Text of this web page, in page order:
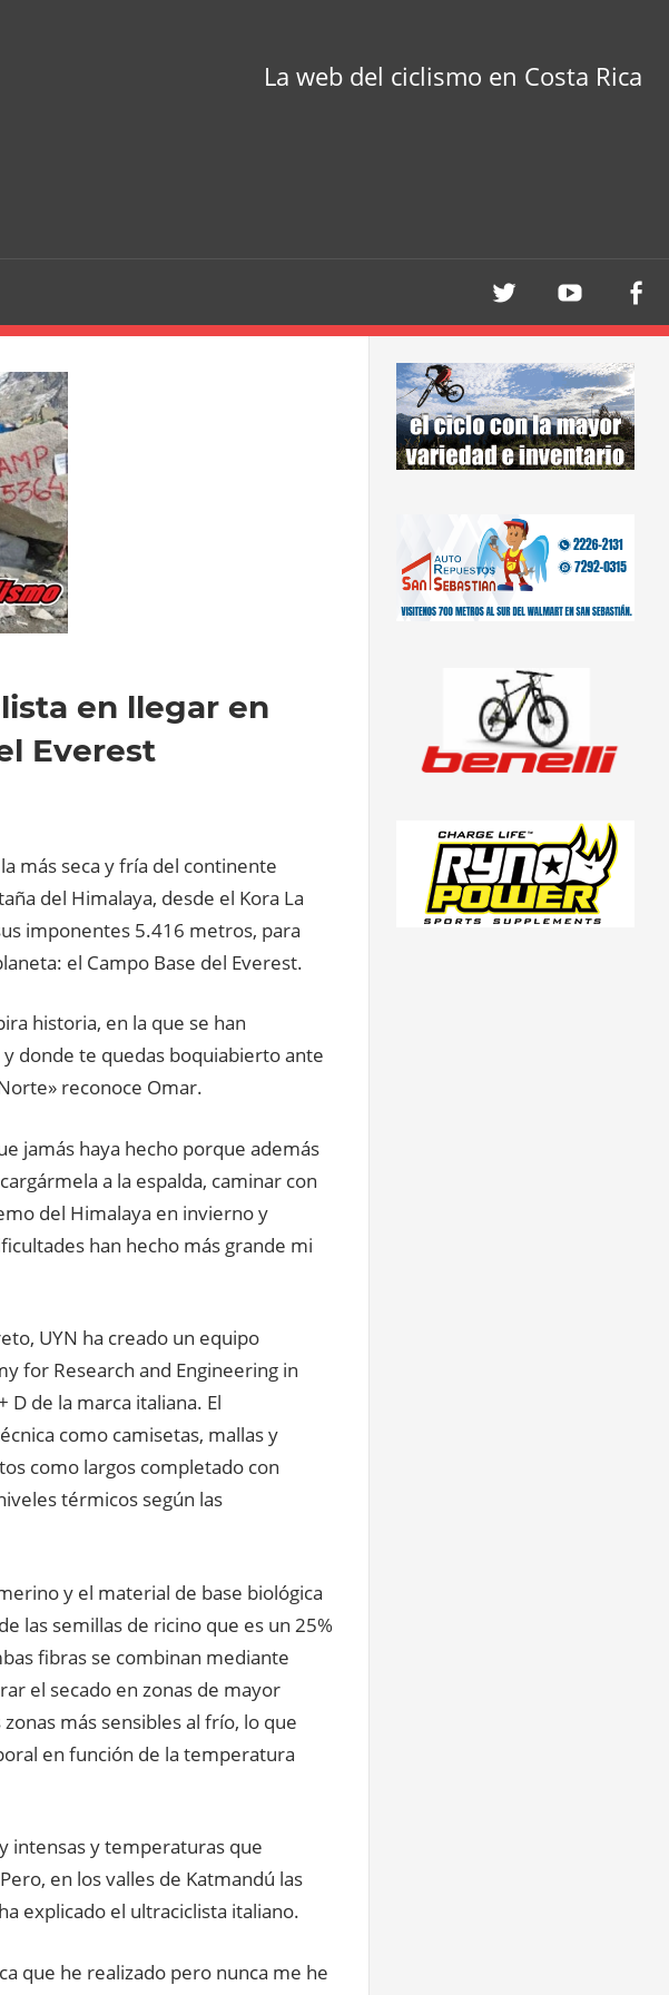
La web del ciclismo en Costa Rica
en llegar en
Everest
más seca y fría del continente
del Himalaya, desde el Kora La
imponentes 5.416 metros, para
el Campo Base del Everest.
historia, en la que se han
donde te quedas boquiabierto ante
reconoce Omar.
jamás haya hecho porque además
a la espalda, caminar con
del Himalaya en invierno y
han hecho más grande mi
UYN ha creado un equipo
for Research and Engineering in
D de la marca italiana. El
como camisetas, mallas y
como largos completado con
térmicos según las
y el material de base biológica
las semillas de ricino que es un 25%
fibras se combinan mediante
el secado en zonas de mayor
más sensibles al frío, lo que
en función de la temperatura
intensas y temperaturas que
en los valles de Katmandú las
explicado el ultraciclista italiano.
que he realizado pero nunca me he